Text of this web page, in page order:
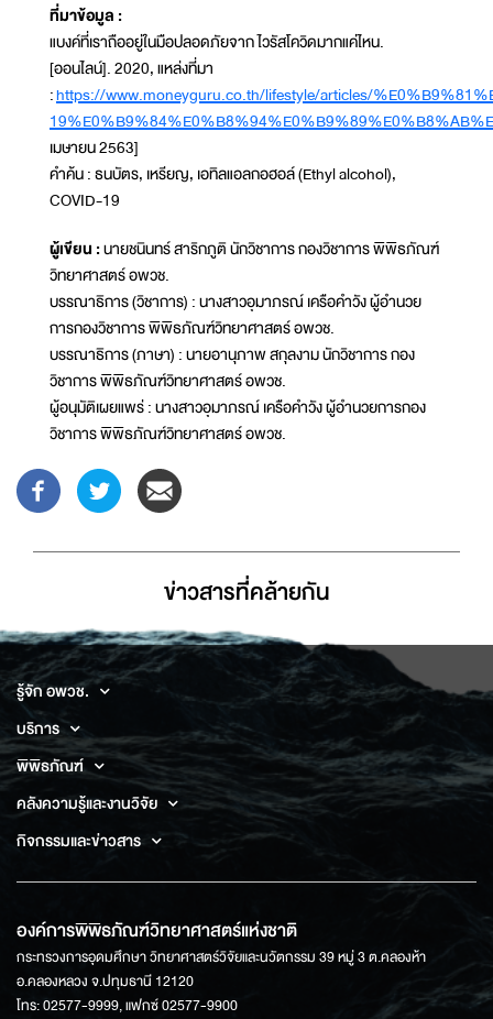
ที่มาข้อมูล :
แบงค์ที่เราถืออยู่ในมือปลอดภัยจาก ไวรัสโควิดมากแค่ไหน.
[ออนไลน์]. 2020, แหล่งที่มา
:https://www.moneyguru.co.th/lifestyle/articles/
เมษายน 2563]
คำค้น : ธนบัตร, เหรียญ, เอทิลแอลกอฮอล์ (Ethyl alcohol),
COVID-19
ผู้เขียน :นายชนินทร์ สาริกภูติ นักวิชาการ กองวิชาการ พิพิธภัณฑ์
วิทยาศาสตร์ อพวช.
บรรณาธิการ (วิชาการ) : นางสาวอุมาภรณ์ เครือคำวัง ผู้อำนวย
การกองวิชาการ พิพิธภัณฑ์วิทยาศาสตร์ อพวช.
บรรณาธิการ (ภาษา) : นายอานุภาพ สกุลงาม นักวิชาการ กอง
วิชาการ พิพิธภัณฑ์วิทยาศาสตร์ อพวช.
ผู้อนุมัติเผยแพร่ : นางสาวอุมาภรณ์ เครือคำวัง ผู้อำนวยการกอง
วิชาการ พิพิธภัณฑ์วิทยาศาสตร์ อพวช.
ข่าวสารที่่คล้ายกัน
รู้จัก อพวช.
บริการ
พิพิธภัณฑ์
คลังความรู้และงานวิจัย
กิจกรรมและข่าวสาร
องค์การพิพิธภัณฑ์วิทยาศาสตร์แห่งชาติ
กระทรวงการอุดมศึกษา วิทยาศาสตร์วิจัยและนวัตกรรม 39 หมู่ 3 ต.คลองห้า
อ.คลองหลวง จ.ปทุมธานี 12120
โทร: 02577-9999, แฟกซ์ 02577-9900